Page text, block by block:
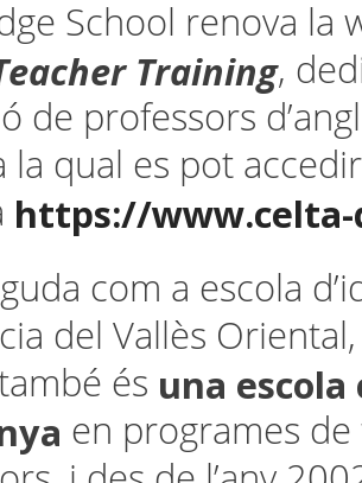
School renova la
Training,
de professors
la qual es pot
https://
com a escola
del Vallès
és una
en programes